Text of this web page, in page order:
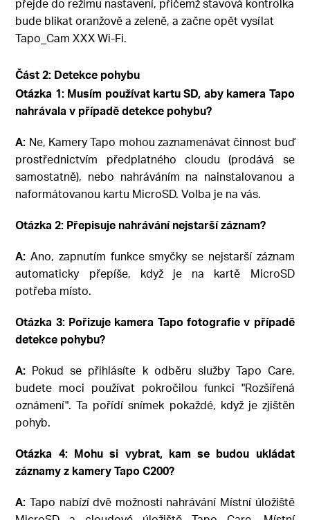
přejde do režimu nastavení, přičemž stavová kontrolka
bude blikat oranžově a zeleně, a začne opět vysílat
Tapo_Cam XXX Wi-Fi.
Část 2: Detekce pohybu
Otázka 1: Musím používat kartu SD, aby kamera Tapo
nahrávala v případě detekce pohybu?
A: Ne, Kamery Tapo mohou zaznamenávat činnost buď
prostřednictvím předplatného cloudu (prodává se
samostatně), nebo nahráváním na nainstalovanou a
naformátovanou kartu MicroSD. Volba je na vás.
Otázka 2: Přepisuje nahrávání nejstarší záznam?
A: Ano, zapnutím funkce smyčky se nejstarší záznam
automaticky přepíše, když je na kartě MicroSD
potřeba místo.
Otázka 3: Pořizuje kamera Tapo fotografie v případě
detekce pohybu?
A: Pokud se přihlásíte k odběru služby Tapo Care,
budete moci používat pokročilou funkci "Rozšířená
oznámení". Ta pořídí snímek pokaždé, když je zjištěn
pohyb.
Otázka 4: Mohu si vybrat, kam se budou ukládat
záznamy z kamery Tapo C200?
A: Tapo nabízí dvě možnosti nahrávání Místní úložiště